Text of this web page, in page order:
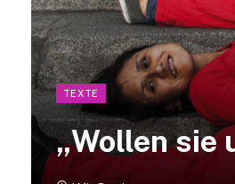
TEXTE
„Wollen sie